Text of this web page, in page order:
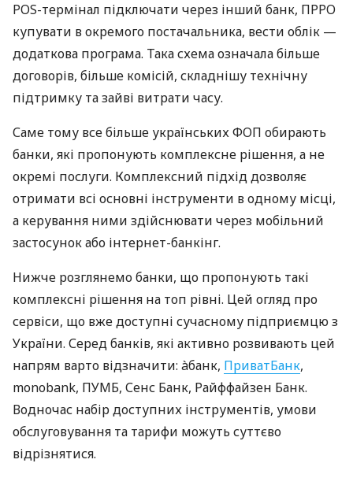
POS-термінал підключати через інший банк, ПРРО
купувати в окремого постачальника, вести облік —
додаткова програма. Така схема означала більше
договорів, більше комісій, складнішу технічну
підтримку та зайві витрати часу.
Саме тому все більше українських ФОП обирають
банки, які пропонують комплексне рішення, а не
окремі послуги. Комплексний підхід дозволяє
отримати всі основні інструменти в одному місці,
а керування ними здійснювати через мобільний
застосунок або інтернет-банкінг.
Нижче розглянемо банки, що пропонують такі
комплексні рішення на топ рівні. Цей огляд про
сервіси, що вже доступні сучасному підприємцю з
України. Серед банків, які активно розвивають цей
напрям варто відзначити: àбанк, ПриватБанк,
monobank, ПУМБ, Сенс Банк, Райффайзен Банк.
Водночас набір доступних інструментів, умови
обслуговування та тарифи можуть суттєво
відрізнятися.